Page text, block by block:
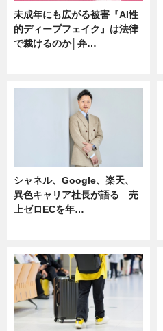
未成年にも広がる被害『AI性
的ディープフェイク』は法律
で裁けるのか│弁…
シャネル、Google、楽天、
異色キャリア社長が語る 売
上ゼロECを年…